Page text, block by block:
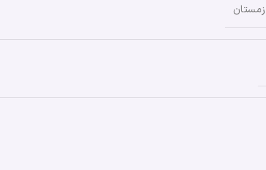
زمستان